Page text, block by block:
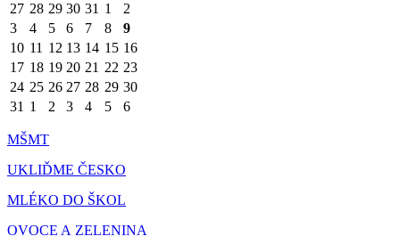
27 28 29 30 31 1
2
3
4 5 6 7 8
9
10 11 12 13 14 15 16
17 18 19 20 21 22 23
24 25 26 27 28 29 30
31 1 2 3 4 5 6
MŠMT
UKLIĎME ČESKO
MLÉKO DO ŠKOL
OVOCE A ZELENINA